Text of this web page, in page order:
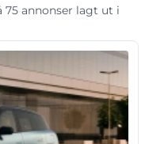
75 annonser lagt ut i